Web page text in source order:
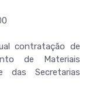
contratação de
de Materiais
das Secretarias